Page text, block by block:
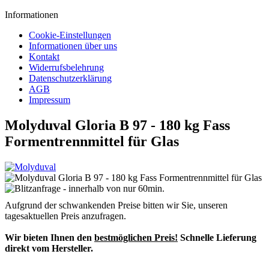
Informationen
Cookie-Einstellungen
Informationen über uns
Kontakt
Widerrufsbelehrung
Datenschutzerklärung
AGB
Impressum
Molyduval Gloria B 97 - 180 kg Fass
Formentrennmittel für Glas
Aufgrund der schwankenden Preise bitten wir Sie, unseren
tagesaktuellen Preis anzufragen.
Wir bieten Ihnen den bestmöglichen Preis! Schnelle Lieferung
direkt vom Hersteller.